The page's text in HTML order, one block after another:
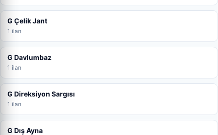
G Çelik Jant
1 ilan
G Davlumbaz
1 ilan
G Direksiyon Sargısı
1 ilan
G Dış Ayna